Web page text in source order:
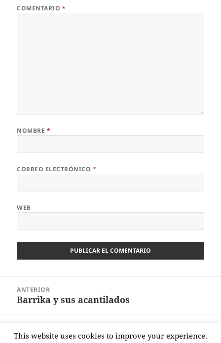
COMENTARIO *
NOMBRE *
CORREO ELECTRÓNICO *
WEB
entradas
ANTERIOR
Entrada
Barrika y sus acantilados
Entrada
Nos vamos de sidrería
This website uses cookies to improve your experience.